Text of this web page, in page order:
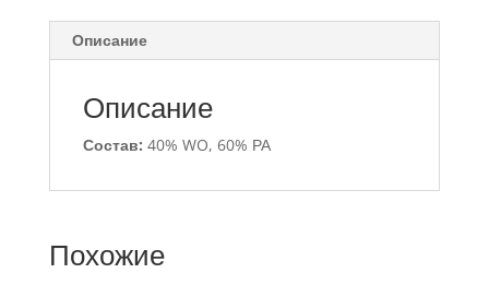
Описание
Описание
Состав: 40% WO, 60% РА
Похожие